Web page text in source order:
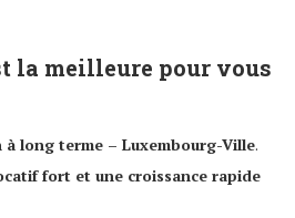
la meilleure pour vous
long terme – Luxembourg-Ville.
fort et une croissance rapide